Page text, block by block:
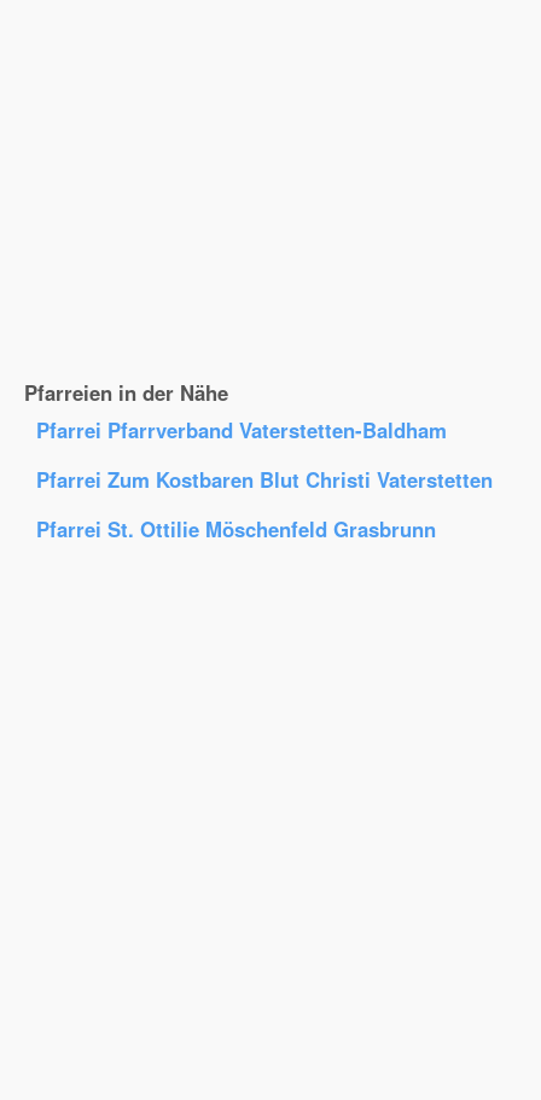
Pfarreien in der Nähe
Pfarrei Pfarrverband Vaterstetten-Baldham
Pfarrei Zum Kostbaren Blut Christi Vaterstetten
Pfarrei St. Ottilie Möschenfeld Grasbrunn